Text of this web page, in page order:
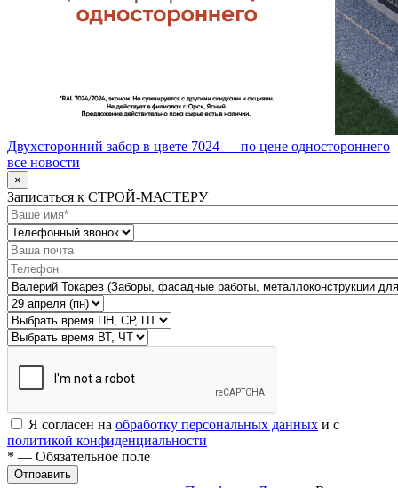
Двухсторонний забор в цвете 7024 — по цене одностороннего
все новости
×
Записаться к СТРОЙ-МАСТЕРУ
Я согласен на обработку персональных данных и с
политикой конфиденциальности
* — Обязательное поле
Отправить